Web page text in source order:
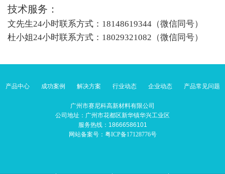
技术服务：
文先生24小时联系方式：18148619344（微信同号）
杜小姐24小时联系方式：18029321082（微信同号）
产品中心 成功案例 解决方案 行业动态 企业动态 产品常见问题
广州市赛尼科高新材料有限公司
公司地址：广州市花都区新华镇华兴工业区
服务热线：18666586101
网站备案号： 粤ICP备17128776号